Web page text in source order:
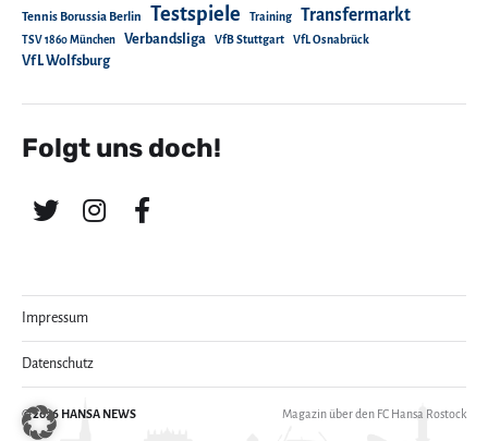
Tennis Borussia Berlin Testspiele Training Transfermarkt
TSV 1860 München Verbandsliga VfB Stuttgart VfL Osnabrück
VfL Wolfsburg
Folgt uns doch!
Impressum
Datenschutz
© 2026 HANSA NEWS Magazin über den FC Hansa Rostock